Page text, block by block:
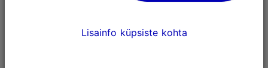
Lisainfo küpsiste kohta